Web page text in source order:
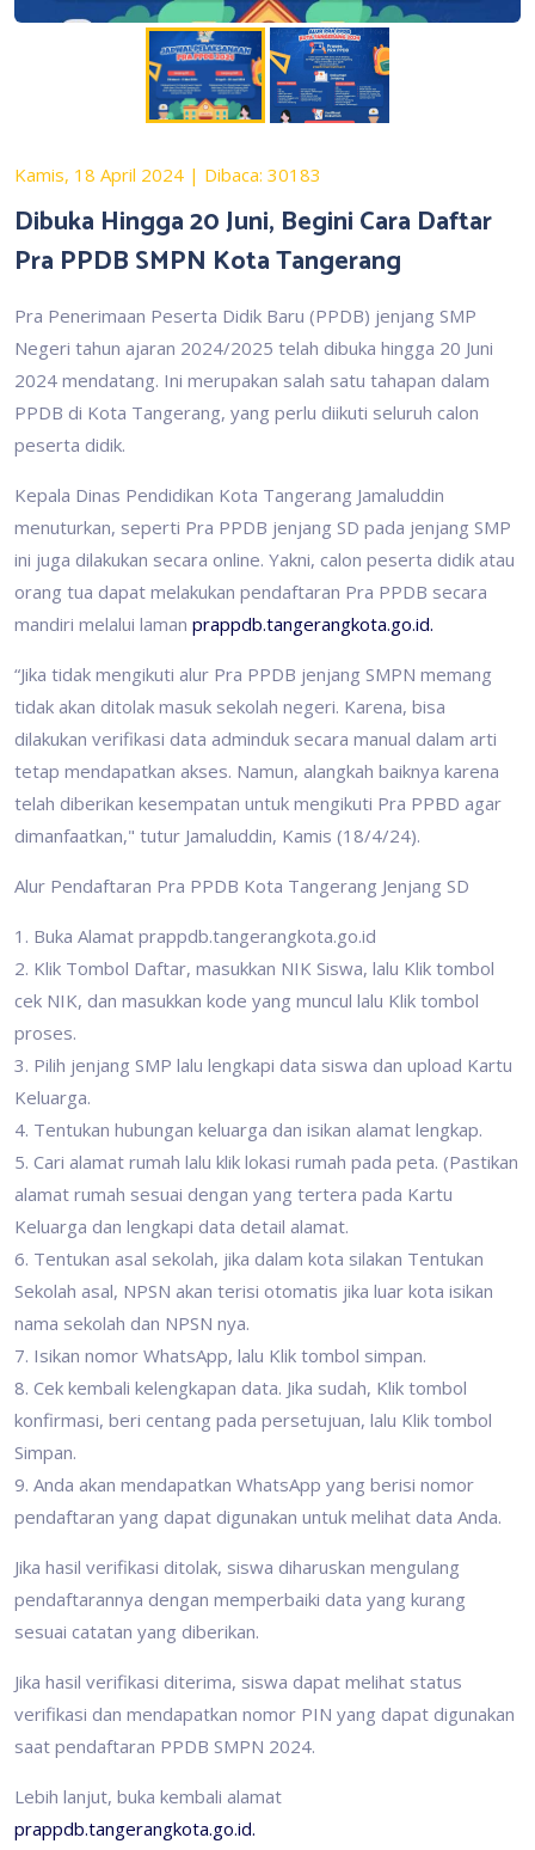
Kamis, 18 April 2024 | Dibaca: 30183
Dibuka Hingga 20 Juni, Begini Cara Daftar
Pra PPDB SMPN Kota Tangerang
Pra Penerimaan Peserta Didik Baru (PPDB) jenjang SMP
Negeri tahun ajaran 2024/2025 telah dibuka hingga 20 Juni
2024 mendatang. Ini merupakan salah satu tahapan dalam
PPDB di Kota Tangerang, yang perlu diikuti seluruh calon
peserta didik.
Kepala Dinas Pendidikan Kota Tangerang Jamaluddin
menuturkan, seperti Pra PPDB jenjang SD pada jenjang SMP
ini juga dilakukan secara online. Yakni, calon peserta didik atau
orang tua dapat melakukan pendaftaran Pra PPDB secara
mandiri melalui laman prappdb.tangerangkota.go.id.
“Jika tidak mengikuti alur Pra PPDB jenjang SMPN memang
tidak akan ditolak masuk sekolah negeri. Karena, bisa
dilakukan verifikasi data adminduk secara manual dalam arti
tetap mendapatkan akses. Namun, alangkah baiknya karena
telah diberikan kesempatan untuk mengikuti Pra PPBD agar
dimanfaatkan," tutur Jamaluddin, Kamis (18/4/24).
Alur Pendaftaran Pra PPDB Kota Tangerang Jenjang SD
1. Buka Alamat prappdb.tangerangkota.go.id
2. Klik Tombol Daftar, masukkan NIK Siswa, lalu Klik tombol
cek NIK, dan masukkan kode yang muncul lalu Klik tombol
proses.
3. Pilih jenjang SMP lalu lengkapi data siswa dan upload Kartu
Keluarga.
4. Tentukan hubungan keluarga dan isikan alamat lengkap.
5. Cari alamat rumah lalu klik lokasi rumah pada peta. (Pastikan
alamat rumah sesuai dengan yang tertera pada Kartu
Keluarga dan lengkapi data detail alamat.
6. Tentukan asal sekolah, jika dalam kota silakan Tentukan
Sekolah asal, NPSN akan terisi otomatis jika luar kota isikan
nama sekolah dan NPSN nya.
7. Isikan nomor WhatsApp, lalu Klik tombol simpan.
8. Cek kembali kelengkapan data. Jika sudah, Klik tombol
konfirmasi, beri centang pada persetujuan, lalu Klik tombol
Simpan.
9. Anda akan mendapatkan WhatsApp yang berisi nomor
pendaftaran yang dapat digunakan untuk melihat data Anda.
Jika hasil verifikasi ditolak, siswa diharuskan mengulang
pendaftarannya dengan memperbaiki data yang kurang
sesuai catatan yang diberikan.
Jika hasil verifikasi diterima, siswa dapat melihat status
verifikasi dan mendapatkan nomor PIN yang dapat digunakan
saat pendaftaran PPDB SMPN 2024.
Lebih lanjut, buka kembali alamat
prappdb.tangerangkota.go.id.